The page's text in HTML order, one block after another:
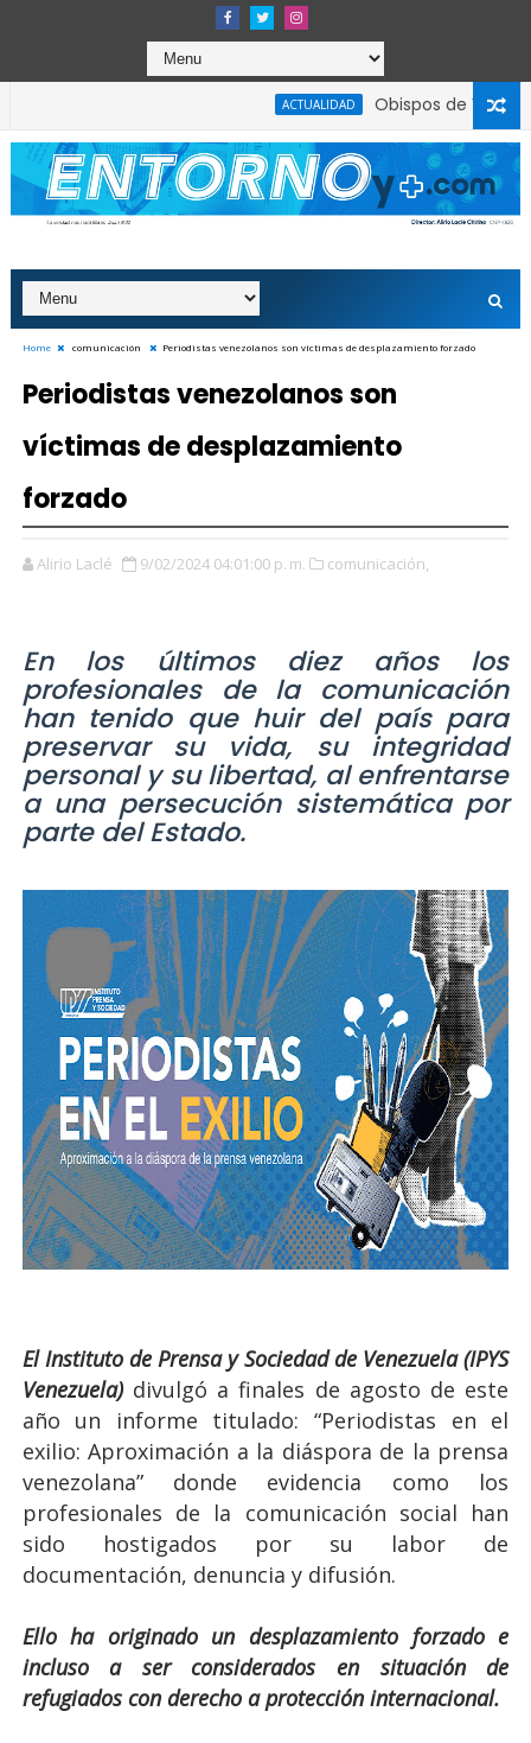
ACTUALIDAD
Obispos de
fallas de planificación y capacidad operativa
Home comunicación Periodistas venezolanos son víctimas de desplazamiento forzado
Periodistas venezolanos son
víctimas de desplazamiento
forzado
Alirio Laclé 9/02/2024 04:01:00 p. m. comunicación,
En los últimos diez años los
profesionales de la comunicación
han tenido que huir del país para
preservar su vida, su integridad
personal y su libertad, al enfrentarse
a una persecución sistemática por
parte del Estado.
El Instituto de Prensa y Sociedad de Venezuela (IPYS
Venezuela)divulgó a finales de agosto de este
año un informe titulado: “Periodistas en el
exilio: Aproximación a la diáspora de la prensa
venezolana” donde evidencia como los
profesionales de la comunicación social han
sido hostigados por su labor de
documentación, denuncia y difusión.
Ello ha originado un desplazamiento forzado e
incluso a ser considerados en situación de
refugiados con derecho a protección internacional.